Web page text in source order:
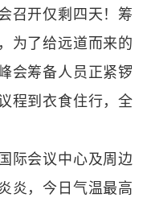
开仅剩四天！筹
为了给远道而来的
会筹备人员正紧锣
程到衣食住行，全
会议中心及周边
炎，今日气温最高